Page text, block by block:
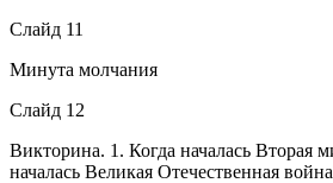
Слайд 11
Минута молчания
Слайд 12
Викторина. 1. Когда началась Вторая
началась Великая Отечественная